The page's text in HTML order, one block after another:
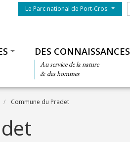
Menu du parc
Le Parc national de Port-Cros
DES CONNAISSANCES
Au service de la nature
& des hommes
Commune du Pradet